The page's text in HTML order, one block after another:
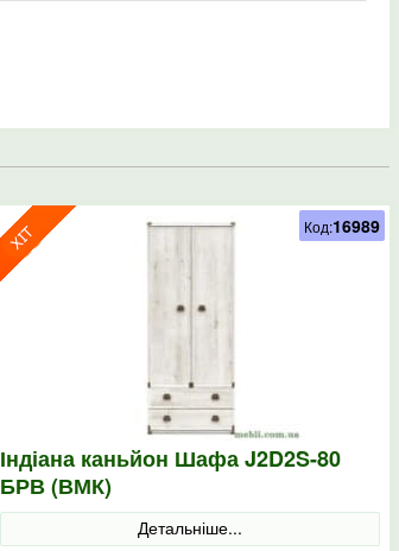
Індіана каньйон Шафа J2D2S-80
БРВ (ВМК)
Детальніше...
Код:16989